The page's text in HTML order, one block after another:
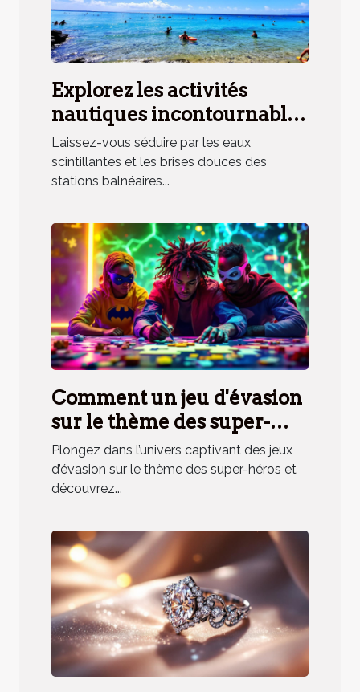
Explorez les activités
nautiques incontournables
en station balnéaire
méridionale
Laissez-vous séduire par les eaux
scintillantes et les brises douces des
stations balnéaires...
Comment un jeu d'évasion
sur le thème des super-
héros renforce la cohésion
d'équipe ?
Plongez dans l’univers captivant des jeux
d’évasion sur le thème des super-héros et
découvrez...